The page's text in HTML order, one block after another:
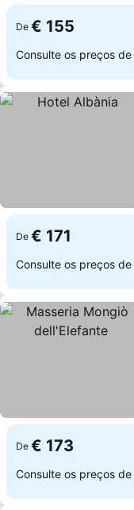
De € 155
Consulte os preços de
De € 171
Consulte os preços de
De € 173
Consulte os preços de